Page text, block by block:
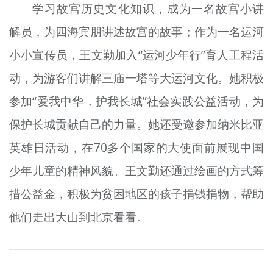
学习故宫历史文化知识，成为一名故宫小讲
解员，为四海宾朋讲述故宫的故事；作为一名运河
小小宣传员，王文勤加入“运河少年行”育人工程活
动，为游客们讲解三庙一塔等大运河文化。她积极
参加“爱我中华，护我长城”社会实践公益活动，为
保护长城贡献自己的力量。她还受邀参加纳米比亚
英雄日活动，在70多个国家的大使面前展现中国
少年儿童的精神风貌。王文勤还通过绘画的方式筹
措公益金，积极为贫困地区的孩子捐钱捐物，帮助
他们走出大山到北京看看。